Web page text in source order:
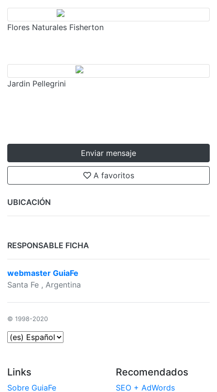
Flores Naturales Fisherton
Jardin Pellegrini
Enviar mensaje
A favoritos
UBICACIÓN
RESPONSABLE FICHA
webmaster GuiaFe
Santa Fe , Argentina
© 1998-2020
Links
Sobre GuiaFe
Recomendados
SEO + AdWords